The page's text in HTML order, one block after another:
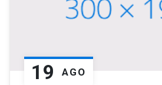
19 AGO